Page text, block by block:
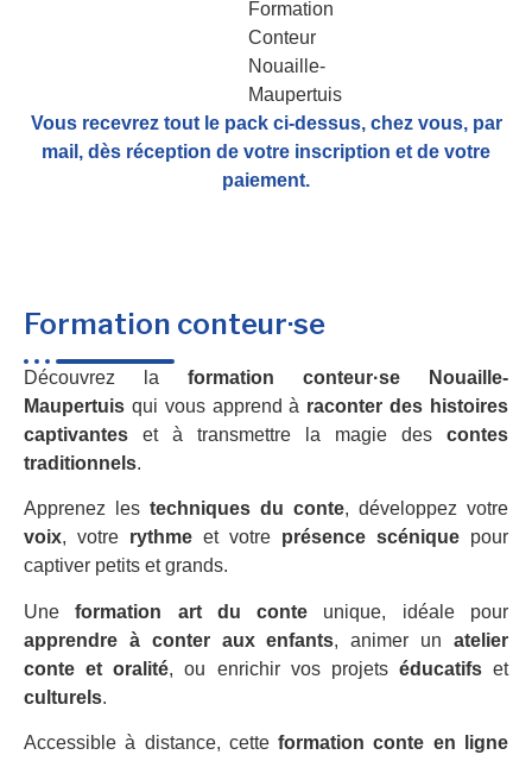
Vous recevrez tout le pack ci-dessus, chez vous, par
mail, dès réception de votre inscription et de votre
paiement.
Formation conteur·se
Découvrez la formation conteur·se Nouaille-
Maupertuis qui vous apprend à raconter des histoires
captivantes et à transmettre la magie des contes
traditionnels.
Apprenez les techniques du conte, développez votre
voix, votre rythme et votre présence scénique pour
captiver petits et grands.
Uneformation art du conte unique, idéale pour
apprendre à conter aux enfants, animer unatelier
conte et oralité, ou enrichir vos projets éducatifset
culturels.
Accessible à distance, cetteformation conte en ligne